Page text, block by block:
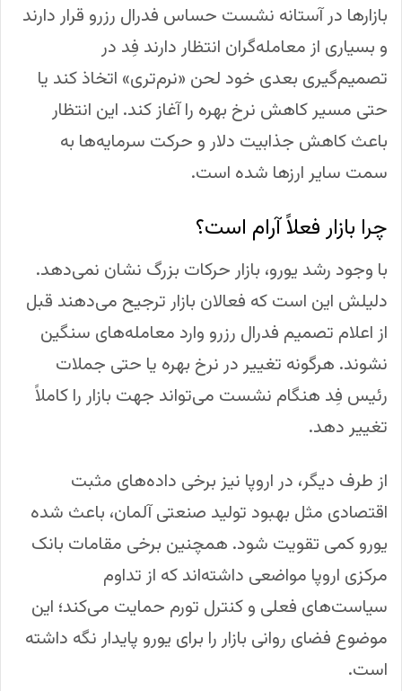
بازارها در آستانه نشست حساس فدرال رزرو قرار دارند
و بسیاری از معامله‌گران انتظار دارند فِد در
تصمیم‌گیری بعدی خود لحن «نرم‌تری» اتخاذ کند یا
حتی مسیر کاهش نرخ بهره را آغاز کند. این انتظار
باعث کاهش جذابیت دلار و حرکت سرمایه‌ها به
سمت سایر ارزها شده است.
چرا بازار فعلاً آرام است؟
با وجود رشد یورو، بازار حرکات بزرگ نشان نمی‌دهد.
دلیلش این است که فعالان بازار ترجیح می‌دهند قبل
از اعلام تصمیم فدرال رزرو وارد معامله‌های سنگین
نشوند. هرگونه تغییر در نرخ بهره یا حتی جملات
رئیس فِد هنگام نشست می‌تواند جهت بازار را کاملاً
تغییر دهد.
از طرف دیگر، در اروپا نیز برخی داده‌های مثبت
اقتصادی مثل بهبود تولید صنعتی آلمان، باعث شده
یورو کمی تقویت شود. همچنین برخی مقامات بانک
مرکزی اروپا مواضعی داشته‌اند که از تداوم
سیاست‌های فعلی و کنترل تورم حمایت می‌کند؛ این
موضوع فضای روانی بازار را برای یورو پایدار نگه داشته
است.